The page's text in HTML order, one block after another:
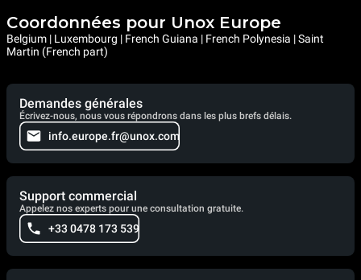
Coordonnées pour Unox Europe
Belgium | Luxembourg | French Guiana | French Polynesia | Saint
Martin (French part)
Demandes générales
Écrivez-nous, nous vous répondrons dans les plus brefs délais.
info.europe.fr@unox.com
Support commercial
Appelez nos experts pour une consultation gratuite.
+33 0478 173 539